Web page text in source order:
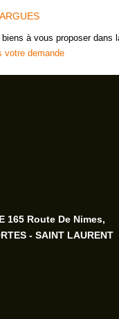
à vous proposer
votre demande
165 Route De Nimes,
- SAINT LAURENT